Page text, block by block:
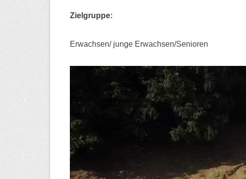
Zielgruppe:
Erwachsen/ junge Erwachsen/Senioren